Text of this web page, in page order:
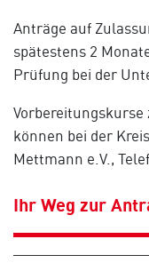
Anträge auf
spätestens 2
Prüfung bei der
können bei der
Mettmann e.V.,
Ihr Weg zur